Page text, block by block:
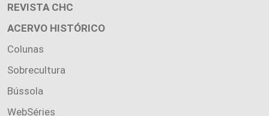
REVISTA CHC
ACERVO HISTÓRICO
Colunas
Sobrecultura
Bússola
WebSéries